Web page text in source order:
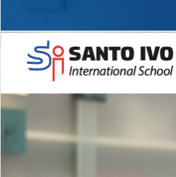
Novidades 2026 High School
EDUCAÇÃO
Inglês todos